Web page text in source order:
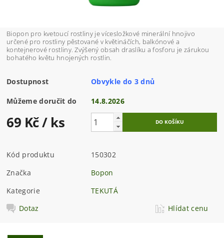
Biopon pro kvetoucí rostliny je vícesložkové minerální hnojivo
určené pro rostliny pěstované v květináčích, balkónové a
kontejnerové rostliny. Zvýšený obsah draslíku a fosforu je zárukou
bohatého květu hnojených rostlin.
Dostupnost Obvykle do 3 dnů
Můžeme doručit do 14.8.2026
69 Kč/ ks
Kód produktu
150302
Značka
Bopon
Kategorie
TEKUTÁ
Dotaz
Hlídat cenu